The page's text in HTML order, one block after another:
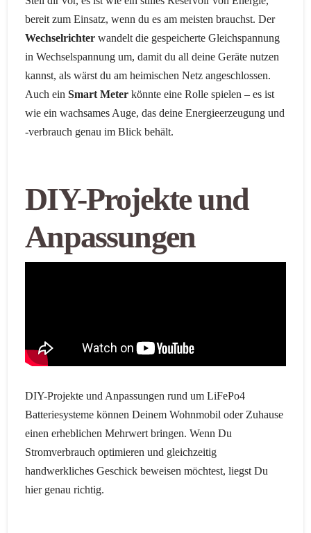
bereit zum Einsatz, wenn du es am meisten brauchst. Der
Wechselrichter wandelt die gespeicherte Gleichspannung
in Wechselspannung um, damit du all deine Geräte nutzen
kannst, als wärst du am heimischen Netz angeschlossen.
Auch einSmart Meter könnte eine Rolle spielen – es ist
wie ein wachsames Auge, das deine Energieerzeugung und
-verbrauch genau im Blick behält.
DIY-Projekte und
Anpassungen
DIY-Projekte und Anpassungen rund um LiFePo4
Batteriesysteme können Deinem Wohnmobil oder Zuhause
einen erheblichen Mehrwert bringen. Wenn Du
Stromverbrauch optimieren und gleichzeitig
handwerkliches Geschick beweisen möchtest, liegst Du
hier genau richtig.